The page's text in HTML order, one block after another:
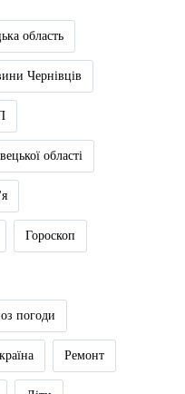
область
Чернівців
області
Гороскоп
погоди
Ремонт